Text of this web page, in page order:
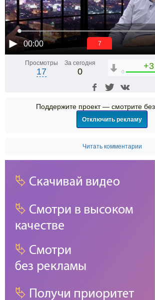
00:00 6
Просмотры
17
За сегодня
0
+3
0
Поддержите проект — смотрите
Отключить рекламу
Читать комментарии